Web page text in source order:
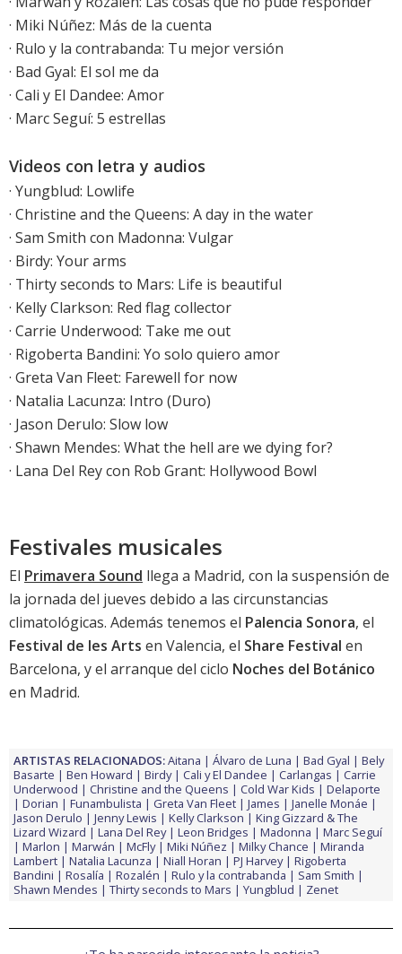
· Miki Núñez: Más de la cuenta
· Rulo y la contrabanda: Tu mejor versión
· Bad Gyal: El sol me da
· Cali y El Dandee: Amor
· Marc Seguí: 5 estrellas
Videos con letra y audios
· Yungblud: Lowlife
· Christine and the Queens: A day in the water
· Sam Smith con Madonna: Vulgar
· Birdy: Your arms
· Thirty seconds to Mars: Life is beautiful
· Kelly Clarkson: Red flag collector
· Carrie Underwood: Take me out
· Rigoberta Bandini: Yo solo quiero amor
· Greta Van Fleet: Farewell for now
· Natalia Lacunza: Intro (Duro)
· Jason Derulo: Slow low
· Shawn Mendes: What the hell are we dying for?
· Lana Del Rey con Rob Grant: Hollywood Bowl
Festivales musicales
El Primavera Sound llega a Madrid, con la suspensión de
la jornada del jueves debido a las circunstancias
climatológicas. Además tenemos el Palencia Sonora, el
Festival de les Arts en Valencia, el Share Festival en
Barcelona, y el arranque del ciclo Noches del Botánico
en Madrid.
ARTISTAS RELACIONADOS:Aitana Álvaro de Luna Bad Gyal
Bely
Basarte
Ben Howard Birdy Cali y El Dandee Carlangas
Carrie
Underwood
Christine and the Queens Cold War Kids
Delaporte
Dorian
Funambulista Greta Van Fleet James
Janelle Monáe
Jason Derulo
Jenny Lewis Kelly Clarkson
King Gizzard & The
Lizard Wizard
Lana Del Rey Leon Bridges Madonna
Marc Seguí
Marlon
Marwán McFly Miki Núñez Milky Chance
Miranda
Lambert
Natalia Lacunza Niall Horan PJ Harvey
Rigoberta
Bandini
Rosalía Rozalén Rulo y la contrabanda
Sam Smith
Shawn Mendes
Thirty seconds to Mars Yungblud Zenet